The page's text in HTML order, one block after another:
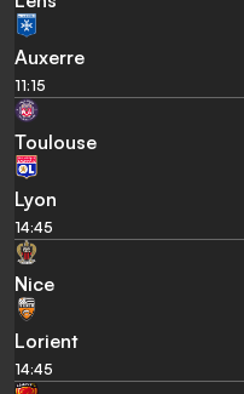
Auxerre
11:15
Toulouse
Lyon
14:45
Nice
Lorient
14:45